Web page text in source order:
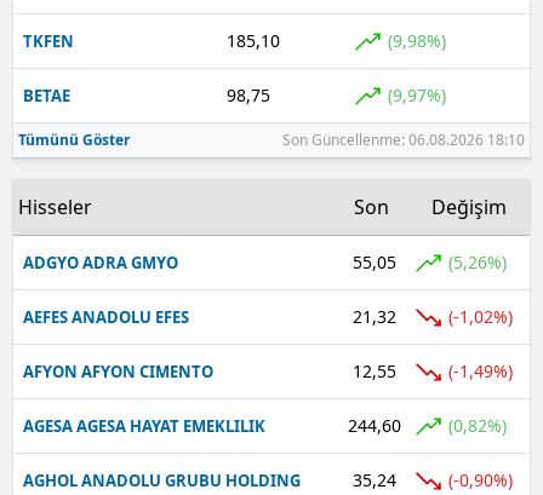
TKFEN 185,10 (9,98%)
BETAE 98,75 (9,97%)
Tümünü Göster Son Güncellenme: 06.08.2026 18:10
Hisseler Son Değişim
ADGYO ADRA GMYO 55,05 (5,26%)
AEFES ANADOLU EFES 21,32 (-1,02%)
AFYON AFYON CIMENTO 12,55 (-1,49%)
AGESA AGESA HAYAT EMEKLILIK 244,60 (0,82%)
AGHOL ANADOLU GRUBU HOLDING 35,24 (-0,90%)